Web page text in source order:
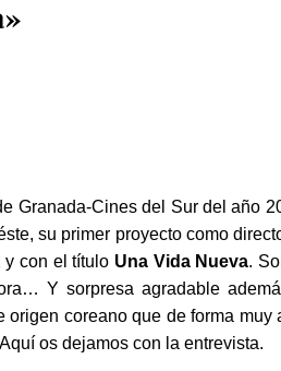
Granada-Cines del Sur del año
su primer proyecto como
y con el título Una Vida Nueva.
Y sorpresa agradable
origen coreano que de forma muy
os dejamos con la entrevista.